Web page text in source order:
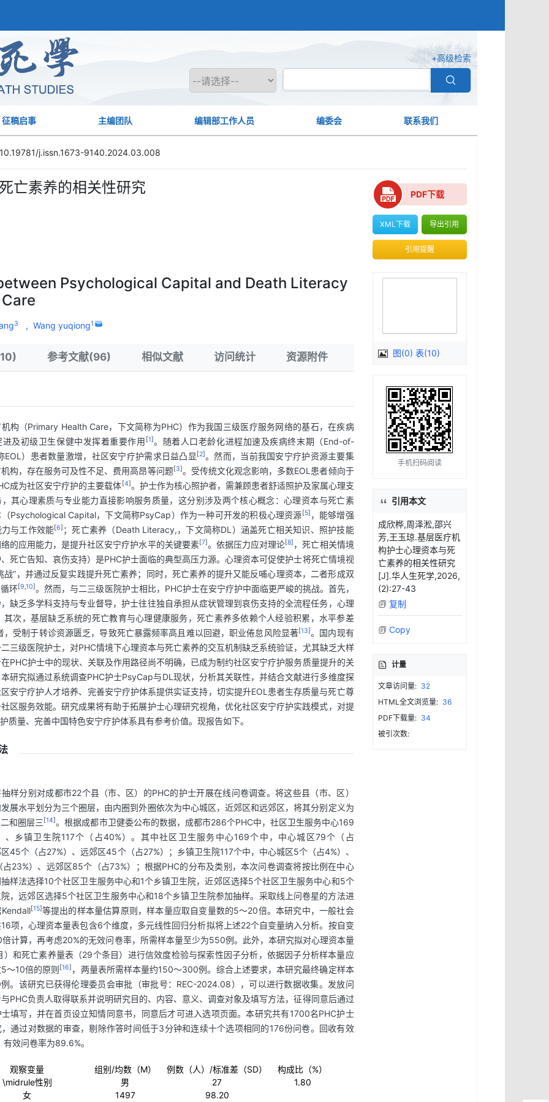
+高级检索
征稿启事 主编团队 编辑部工作人员 编委会 联系我们
j.issn.1673-9140.2024.03.008
亡素养的相关性研究
Psychological Capital and Death Literacy
3 , Wang yuqiong1
参考文献(96) 相似文献 访问统计 资源附件
构（Primary Health Care，下文简称为PHC）作为我国三级医疗服务网络的基石，在疾病
及初级卫生保健中发挥着重要作用 [1]。随着人口老龄化进程加速及疾病终末期（End-of-
EOL）患者数量激增，社区安宁疗护需求日益凸显[2]。然而，当前我国安宁疗护资源主要集
构，存在服务可及性不足、费用高昂等问题[3]。受传统文化观念影响，多数EOL患者倾向于
成为社区安宁疗护的主要载体[4]。护士作为核心照护者，需兼顾患者舒适照护及家属心理支
其心理素质与专业能力直接影响服务质量，这分别涉及两个核心概念：心理资本与死亡素
Psychological Capital，下文简称PsyCap）作为一种可开发的积极心理资源[5] ，能够增强
与工作效能[6] ；死亡素养（Death Literacy,，下文简称DL）涵盖死亡相关知识、照护技能
的应用能力，是提升社区安宁疗护水平的关键要素[7]。依据压力应对理论[8] ，死亡相关情境
死亡告知、哀伤支持）是PHC护士面临的典型高压力源。心理资本可促使护士将死亡情境视
战”，并通过反复实践提升死亡素养；同时，死亡素养的提升又能反哺心理资本，二者形成双
环[9,10]。然而，与二三级医院护士相比，PHC护士在安宁疗护中面临更严峻的挑战。首先，
缺乏多学科支持与专业督导，护士往往独自承担从症状管理到哀伤支持的全流程任务，心理
其次，基层缺乏系统的死亡教育与心理健康服务，死亡素养多依赖个人经验积累，水平参差
，受制于转诊资源匮乏，导致死亡暴露频率高且难以回避，职业倦怠风险显著[13]。国内现有
三级医院护士，对PHC情境下心理资本与死亡素养的交互机制缺乏系统验证，尤其缺乏大样
PHC护士中的现状、关联及作用路径尚不明确，已成为制约社区安宁疗护服务质量提升的关
研究拟通过系统调查PHC护士PsyCap与DL现状，分析其关联性，并结合文献进行多维度探
安宁疗护人才培养、完善安宁疗护体系提供实证支持，切实提升EOL患者生存质量与死亡尊
区服务效能。研究成果将有助于拓展护士心理研究视角，优化社区安宁疗护实践模式，对提
质量、完善中国特色安宁疗护体系具有参考价值。现报告如下。
样分别对成都市22个县（市、区）的PHC的护士开展在线问卷调查。将这些县（市、区）
展水平划分为三个圈层，由内圈到外圈依次为中心城区，近郊区和远郊区，将其分别定义为
和圈层三[14]。根据成都市卫健委公布的数据，成都市286个PHC中，社区卫生服务中心169
、乡镇卫生院117个（占40%）。其中社区卫生服务中心169个中，中心城区79个（占
45个（占27%）、远郊区45个（占27%）；乡镇卫生院117个中，中心城区5个（占4%）、
23%）、远郊区85个（占73%）；根据PHC的分布及类别，本次问卷调查将按比例在中心
样法选择10个社区卫生服务中心和1个乡镇卫生院，近郊区选择5个社区卫生服务中心和5个
，远郊区选择5个社区卫生服务中心和18个乡镇卫生院参加抽样。采取线上问卷星的方法进
[15]等提出的样本量估算原则，样本量应取自变量数的5～20倍。本研究中，一般社会
项，心理资本量表包含6个维度，多元线性回归分析拟将上述22个自变量纳入分析。按自变
计算，再考虑20%的无效问卷率，所需样本量至少为550例。此外，本研究拟对心理资本量
）和死亡素养量表（29个条目）进行信效度检验与探索性因子分析，依据因子分析样本量应
～10倍的原则[16] ，两量表所需样本量约150～300例。综合上述要求，本研究最终确定样本
。该研究已获得伦理委员会审批（审批号：REC-2024.08），可以进行数据收集。发放问
PHC负责人取得联系并说明研究目的、内容、意义、调查对象及填写方法，征得同意后通过
填写，并在首页设立知情同意书，同意后才可进入选项页面。本研究共有1700名PHC护士
通过对数据的审查，剔除作答时间低于3分钟和连续十个选项相同的176份问卷。回收有效
效问卷率为89.6%。
观察变量 组别/均数（M） 例数（人）/标准差（SD）
构成比（%）
\midrule性别
男 27
1.80
女
1497
98.20
PDF下载
XML下载 导出引用
引用提醒
图(0) 表(10)
手机扫码阅读
引用本文
成欣桦,周泽淞,邵兴
芳,王玉琼.基层医疗机
构护士心理资本与死
亡素养的相关性研究
[J].华人生死学,2026,
(2):27-43
复制
Copy
计量
文章访问量: 32
HTML全文浏览量: 36
PDF下载量: 34
被引次数: